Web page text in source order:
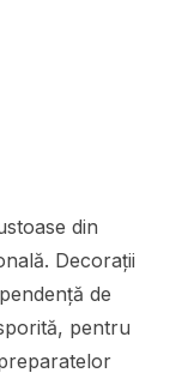
din
Decorații
de
pentru